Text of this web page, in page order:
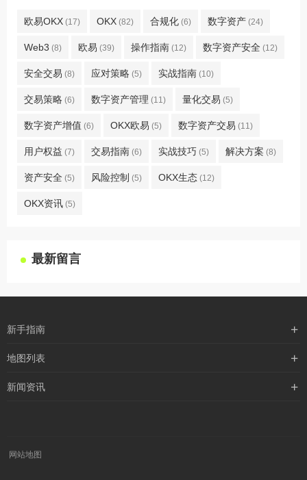
欧易OKX (17) OKX (82) 合规化 (6) 数字资产 (24)
Web3 (8) 欧易 (39) 操作指南 (12) 数字资产安全 (12)
安全交易 (8) 应对策略 (5) 实战指南 (10)
交易策略 (6) 数字资产管理 (11) 量化交易 (5)
数字资产增值 (6) OKX欧易 (5) 数字资产交易 (11)
用户权益 (7) 交易指南 (6) 实战技巧 (5) 解决方案 (8)
资产安全 (5) 风险控制 (5) OKX生态 (12)
OKX资讯 (5)
最新留言
新手指南
购买流程
地图列表
最新文章
新闻资讯
媒体新闻
网站地图